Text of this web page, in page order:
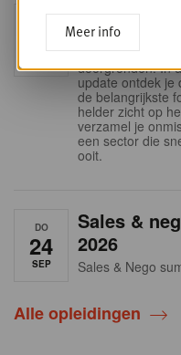
Into Retail
Mis deze unieke
Belgische
doorgronden. In
update ontdek je
de belangrijkste
helder zicht op
verzamel je
een sector die
ooit.
DO
24
SEP
Sales &
2026
Sales & Nego
Alle opleidingen
Meer info